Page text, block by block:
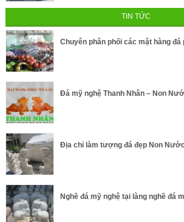
TIN TỨC
Chuyên phân phối các mặt hàng đá
Đá mỹ nghệ Thanh Nhân – Non
Địa chỉ làm tượng đá đẹp Non
Nghề đá mỹ nghệ tại làng nghề đá